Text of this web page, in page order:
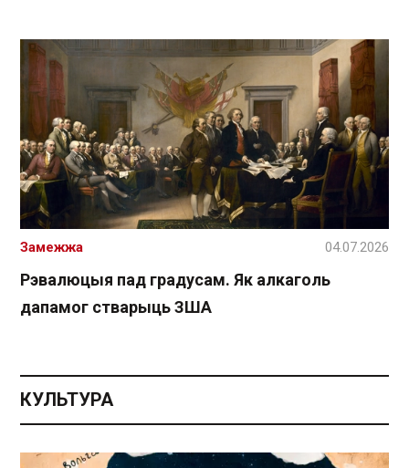
Рэвалюцыя пад градусам. Як алкаголь
дапамог стварыць ЗША
Замежжа 04.07.2026
КУЛЬТУРА